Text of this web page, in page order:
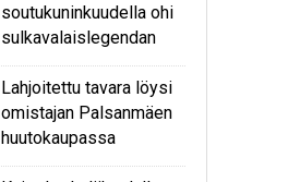
soutukuninkuudella ohi
sulkavalaislegendan
Lahjoitettu tavara löysi
omistajan Palsanmäen
huutokaupassa